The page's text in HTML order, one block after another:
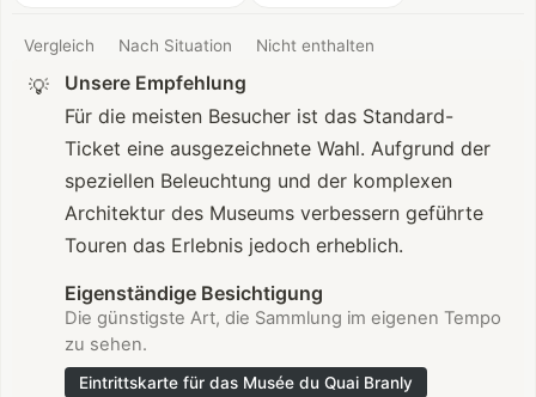
Vergleich Nach Situation Nicht enthalten
💡 Unsere Empfehlung
Für die meisten Besucher ist das Standard-
Ticket eine ausgezeichnete Wahl. Aufgrund der
speziellen Beleuchtung und der komplexen
Architektur des Museums verbessern geführte
Touren das Erlebnis jedoch erheblich.
Eigenständige Besichtigung
Die günstigste Art, die Sammlung im eigenen Tempo
zu sehen.
Eintrittskarte für das Musée du Quai Branly